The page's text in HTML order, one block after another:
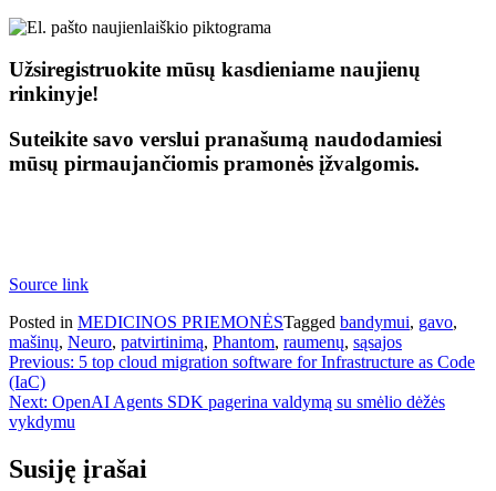
Užsiregistruokite mūsų kasdieniame naujienų
rinkinyje!
Suteikite savo verslui pranašumą naudodamiesi
mūsų pirmaujančiomis pramonės įžvalgomis.
Source link
Posted in MEDICINOS PRIEMONĖSTagged bandymui, gavo,
mašinų, Neuro, patvirtinimą, Phantom, raumenų, sąsajos
Navigacija
tarp
įrašų
Previous: 5 top cloud migration software for Infrastructure as Code
(IaC)
Next: OpenAI Agents SDK pagerina valdymą su smėlio dėžės
vykdymu
Susiję įrašai